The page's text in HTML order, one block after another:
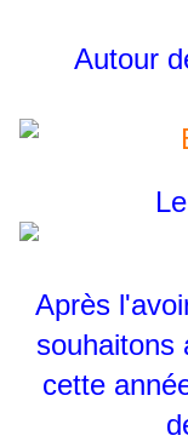
Autour
Après
souhaitons
cette